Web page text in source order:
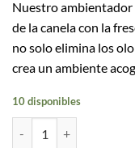
Nuestro ambientador
de la canela con la
no solo elimina los
crea un ambiente
10 disponibles